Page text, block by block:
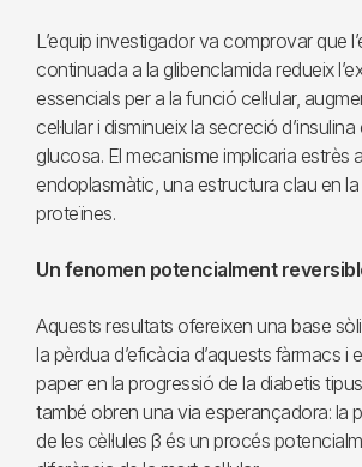
L’equip investigador va comprovar que
continuada a la glibenclamida redueix
essencials per a la funció cel·lular,
cel·lular i disminueix la secreció
glucosa. El mecanisme implicaria estrès
endoplasmàtic, una estructura clau en
proteïnes.
Un fenomen potencialment
Aquests resultats ofereixen una base
la pèrdua d’eficàcia d’aquests fàrmacs i
paper en la progressió de la diabetis
també obren una via esperançadora: la
de les cèl·lules β és un procés